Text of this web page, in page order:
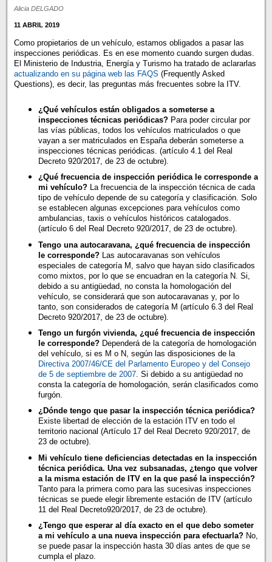
Alicia DELGADO
11 ABRIL 2019
Como propietarios de un vehículo, estamos obligados a pasar las
inspecciones periódicas. Es en ese momento cuando surgen dudas.
El Ministerio de Industria, Energía y Turismo ha tratado de aclararlas
actualizando en su página web las FAQS (Frequently Asked
Questions), es decir, las preguntas más frecuentes sobre la ITV.
¿Qué vehículos están obligados a someterse a
inspecciones técnicas periódicas?Para poder circular por
las vías públicas, todos los vehículos matriculados o que
vayan a ser matriculados en España deberán someterse a
inspecciones técnicas periódicas. (artículo 4.1 del Real
Decreto 920/2017, de 23 de octubre).
¿Qué frecuencia de inspección periódica le corresponde a
mi vehículo?La frecuencia de la inspección técnica de cada
tipo de vehículo depende de su categoría y clasificación. Solo
se establecen algunas excepciones para vehículos como
ambulancias, taxis o vehículos históricos catalogados.
(artículo 6 del Real Decreto 920/2017, de 23 de octubre).
Tengo una autocaravana, ¿qué frecuencia de inspección
le corresponde?Las autocaravanas son vehículos
especiales de categoría M, salvo que hayan sido clasificados
como mixtos, por lo que se encuadran en la categoría N. Si,
debido a su antigüedad, no consta la homologación del
vehículo, se considerará que son autocaravanas y, por lo
tanto, son considerados de categoría M (artículo 6.3 del Real
Decreto 920/2017, de 23 de octubre).
Tengo un furgón vivienda, ¿qué frecuencia de inspección
le corresponde?Dependerá de la categoría de homologación
del vehículo, si es M o N, según las disposiciones de la
Directiva 2007/46/CE del Parlamento Europeo y del Consejo
de 5 de septiembre de 2007. Si debido a su antigüedad no
consta la categoría de homologación, serán clasificados como
furgón.
¿Dónde tengo que pasar la inspección técnica periódica?
Existe libertad de elección de la estación ITV en todo el
territorio nacional (Artículo 17 del Real Decreto 920/2017, de
23 de octubre).
Mi vehículo tiene deficiencias detectadas en la inspección
técnica periódica. Una vez subsanadas, ¿tengo que volver
a la misma estación de ITV en la que pasé la inspección?
Tanto para la primera como para las sucesivas inspecciones
técnicas se puede elegir libremente estación de ITV (artículo
11 del Real Decreto920/2017, de 23 de octubre).
¿Tengo que esperar al día exacto en el que debo someter
a mi vehículo a una nueva inspección para efectuarla?No,
se puede pasar la inspección hasta 30 días antes de que se
cumpla el plazo.